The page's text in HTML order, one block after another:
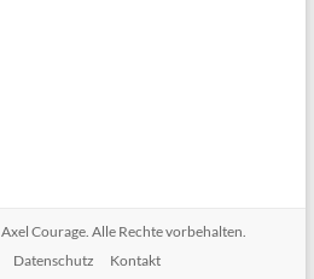
Axel Courage. Alle Rechte vorbehalten.
Datenschutz Kontakt